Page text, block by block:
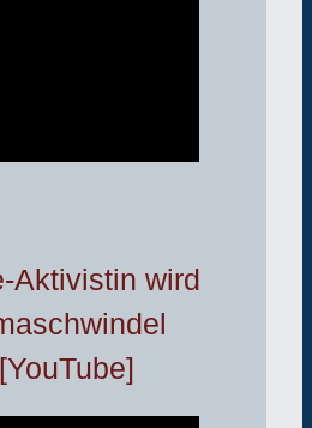
Aktivistin wird